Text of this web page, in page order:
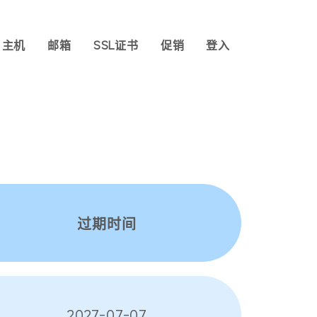
主机 邮箱 SSL证书 促销 登入
过期时间